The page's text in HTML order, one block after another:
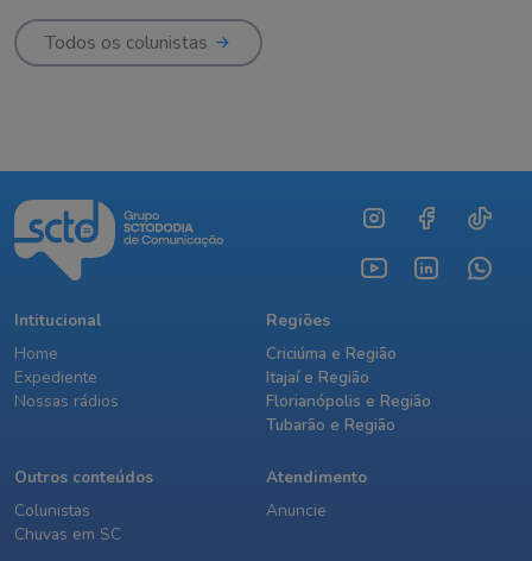
Todos os colunistas
Intitucional
Home
Expediente
Nossas rádios
Regiões
Criciúma e Região
Itajaí e Região
Florianópolis e Região
Tubarão e Região
Outros conteúdos
Colunistas
Chuvas em SC
Atendimento
Anuncie